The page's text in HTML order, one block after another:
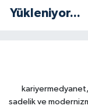
Yükleniyor...
sadelik ve